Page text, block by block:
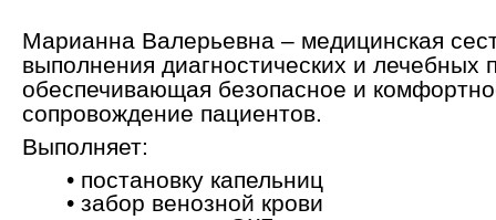
Марианна Валерьевна – медицинская
выполнения диагностических и лечебных
обеспечивающая безопасное и
сопровождение пациентов.
Выполняет:
• постановку капельниц
• забор венозной крови